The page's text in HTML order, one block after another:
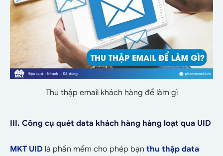
Thu thập email khách hàng để làm gì
III. Công cụ quét data khách hàng hàng loạt qua UID
MKT UID là phần mềm cho phép bạn thu thập data